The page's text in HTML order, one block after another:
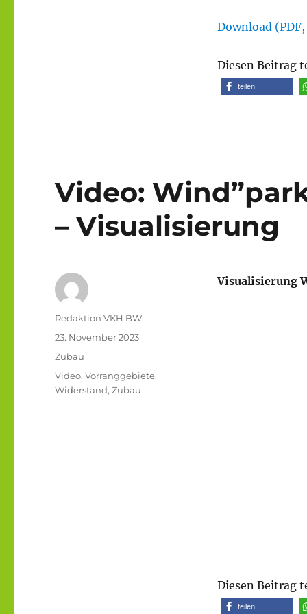
Download
Diesen Beitrag
teilen
Video:
– Visualisierung
Visualisierung
Diesen Beitrag
teilen
Autor
Redaktion VKH BW
Veröffentlicht
am
23. November 2023
Kategorien
Zubau
Schlagwörter
Video,Vorranggebiete,
Widerstand,Zubau